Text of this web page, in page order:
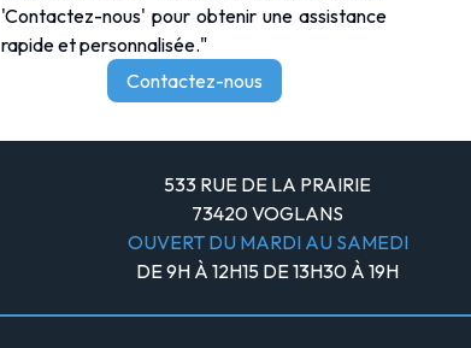
'Contactez-nous' pour obtenir une assistance
rapide et personnalisée."
Contactez-nous
533 RUE DE LA PRAIRIE
73420 VOGLANS
OUVERT DU MARDI AU SAMEDI
DE 9H À 12H15 DE 13H30 À 19H